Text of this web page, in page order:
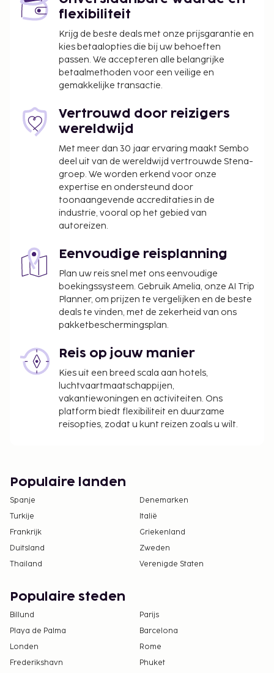
flexibiliteit
Krijg de beste deals met onze prijsgarantie en
kies betaalopties die bij uw behoeften
passen. We accepteren alle belangrijke
betaalmethoden voor een veilige en
gemakkelijke transactie.
Vertrouwd door reizigers
wereldwijd
Met meer dan 30 jaar ervaring maakt Sembo
deel uit van de wereldwijd vertrouwde Stena-
groep. We worden erkend voor onze
expertise en ondersteund door
toonaangevende accreditaties in de
industrie, vooral op het gebied van
autoreizen.
Eenvoudige reisplanning
Plan uw reis snel met ons eenvoudige
boekingssysteem. Gebruik Amelia, onze AI Trip
Planner, om prijzen te vergelijken en de beste
deals te vinden, met de zekerheid van ons
pakketbeschermingsplan.
Reis op jouw manier
Kies uit een breed scala aan hotels,
luchtvaartmaatschappijen,
vakantiewoningen en activiteiten. Ons
platform biedt flexibiliteit en duurzame
reisopties, zodat u kunt reizen zoals u wilt.
Populaire landen
Spanje
Denemarken
Turkije
Italië
Frankrijk
Griekenland
Duitsland
Zweden
Thailand
Verenigde Staten
Populaire steden
Billund
Parijs
Playa de Palma
Barcelona
Londen
Rome
Frederikshavn
Phuket